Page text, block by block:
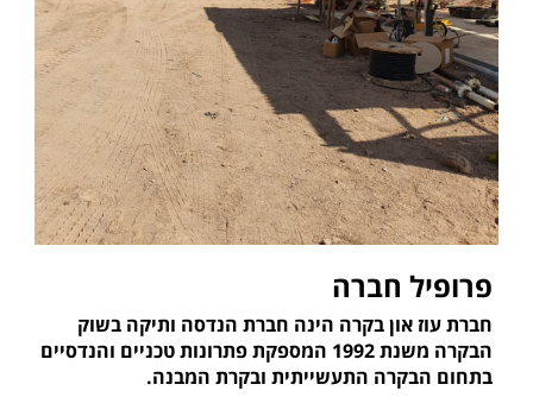
פרופיל חברה
חברת עוז און בקרה הינה חברת הנדסה ותיקה בשוק
הבקרה משנת 1992 המספקת פתרונות טכניים והנדסיים
בתחום הבקרה התעשייתית ובקרת המבנה.